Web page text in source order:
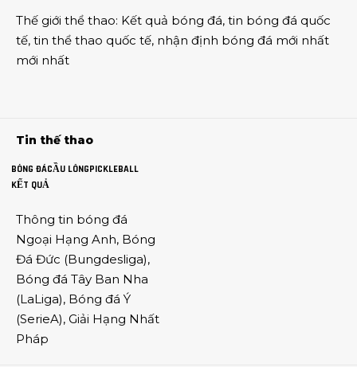
Thế giới thể thao: Kết quả bóng đá, tin bóng đá quốc
tế, tin thể thao quốc tế, nhận định bóng đá mới nhất
mới nhất
Tin thế thao
BÓNG ĐÁCẦU LÔNGPICKLEBALL
KẾT QUẢ
Thông tin bóng đá
Ngoại Hạng Anh, Bóng
Đá Đức (Bungdesliga),
Bóng đá Tây Ban Nha
(LaLiga), Bóng đá Ý
(SerieA), Giải Hạng Nhất
Pháp